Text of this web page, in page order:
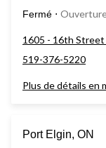
Fermé ⋅
1605 - 16th Street
519-376-5220
Plus de détails en
Port Elgin, ON